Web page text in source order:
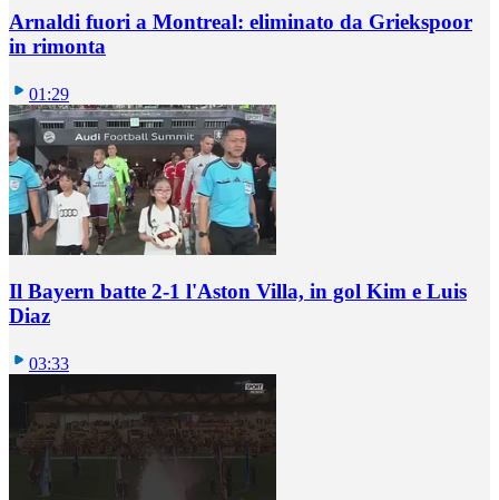
Arnaldi fuori a Montreal: eliminato da Griekspoor
in rimonta
01:29
Il Bayern batte 2-1 l'Aston Villa, in gol Kim e Luis
Diaz
03:33